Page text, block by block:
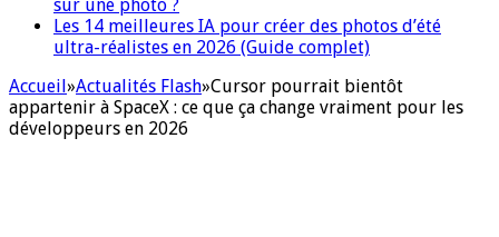
sur une photo ?
Les 14 meilleures IA pour créer des photos d’été
ultra-réalistes en 2026 (Guide complet)
Accueil»Actualités Flash»Cursor pourrait bientôt
appartenir à SpaceX : ce que ça change vraiment pour les
développeurs en 2026